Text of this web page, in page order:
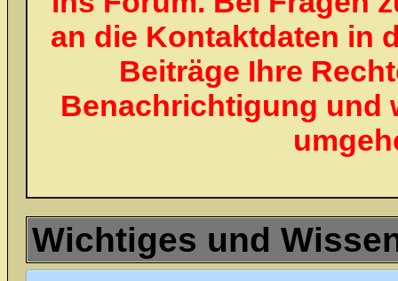
an die Kontaktdaten in
Beiträge Ihre
Benachrichtigung und
Wichtiges und